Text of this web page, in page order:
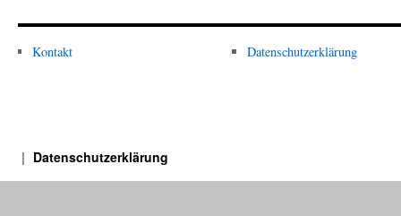
Kontakt Datenschutzerklärung
Datenschutzerklärung